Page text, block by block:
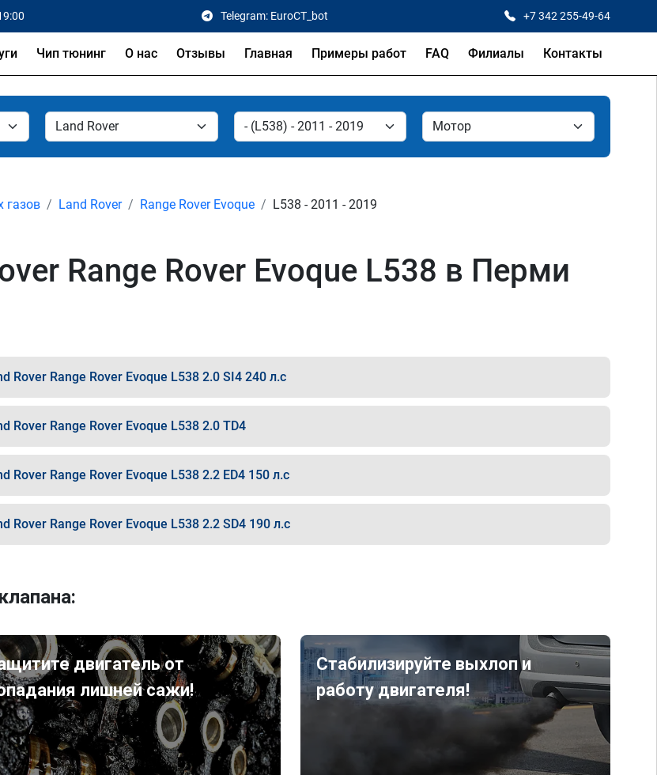
Telegram: EuroCT_bot +7 342 255-49-64
Чип тюнинг О нас Отзывы Главная Примеры работ FAQ Филиалы Контакты
газов Land Rover Range Rover Evoque L538 - 2011 - 2019
Range Rover Evoque L538 в Перми
Rover Range Rover Evoque L538 2.0 SI4 240 л.с
Rover Range Rover Evoque L538 2.0 TD4
Rover Range Rover Evoque L538 2.2 ED4 150 л.с
Rover Range Rover Evoque L538 2.2 SD4 190 л.с
двигатель от
лишней сажи!
Стабилизируйте выхлоп и
работу двигателя!